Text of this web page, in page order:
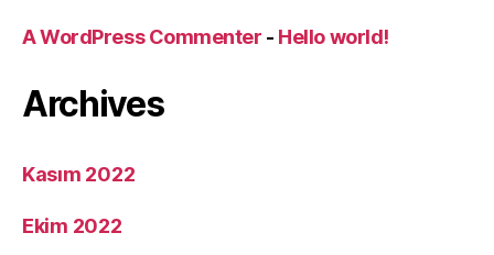
A WordPress Commenter - Hello world!
Archives
Kasım 2022
Ekim 2022